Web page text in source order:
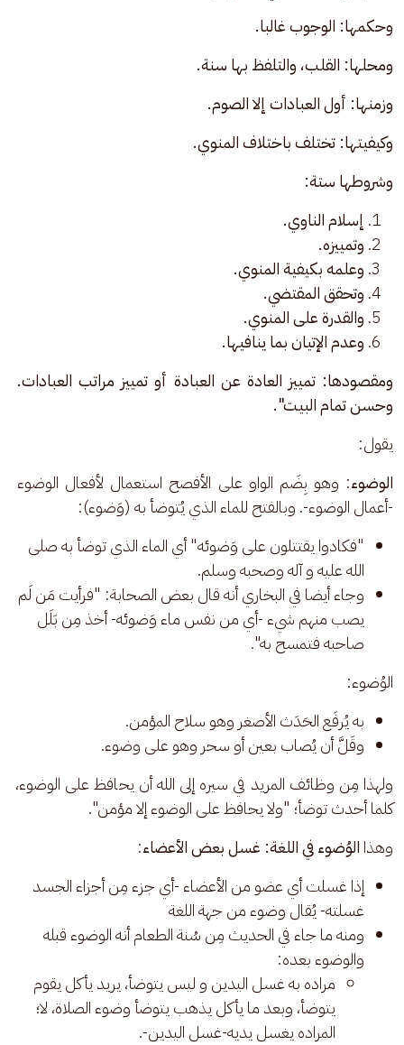
وحكمها: الوجوب غالبا.
ومحلها: القلب، والتلفظ بها سنة.
وزمنها: أول العبادات إلا الصوم.
وكيفيتها: تختلف باختلاف المنوي.
وشروطها ستة:
إسلام الناوي.
وتمييزه.
وعلمه بكيفية المنوي.
وتحقق المقتضي.
والقدرة على المنوي.
وعدم الإتيان بما ينافيها.
ومقصودها: تمييز العادة عن العبادة أو تمييز مراتب العبادات.
وحسن تمام البيت".
يقول:
الوضوء: وهو بِضَم الواو على الأفصح استعمال لأفعال الوضوء
-أعمال الوضوء-. وبالفتح للماء الذي يُتوضأ به (وَضوء):
"فكادوا يقتتلون على وَضوئه" أي الماء الذي توضأ به صلى
الله عليه و آله وصحبه وسلم.
وجاء أيضا في البخاري أنه قال بعض الصحابة: "فرأيت مَن لَم
يصب منهم شيء -أي من نفس ماء وَضوئه- أخذ مِن بَلَل
صاحبه فتمسح به".
الوُضوء:
به يُرفَع الحَدَث الأصغر وهو سلاح المؤمن.
وقَلَّ أن يُصاب بعين أو سحر وهو على وضوء.
ولهذا مِن وظائف المريد في سيره إلى الله أن يحافظ على الوضوء،
كلما أحدث توضأ؛ "ولا يحافظ على الوضوء إلا مؤمن".
وهذا الوُضوء في اللغة: غسل بعض الأعضاء:
إذا غسلت أي عضو من الأعضاء -أي جزء مِن أجزاء الجسد
غسلته- يُقال وضوء من جهة اللغة
ومنه ما جاء في الحديث مِن سُنة الطعام أنه الوضوء قبله
والوضوء بعده:
مراده به غسل اليدين و ليس يتوضأ، يريد يأكل يقوم
يتوضأ، وبعد ما يأكل يذهب يتوضأ وضوء الصلاة، لا؛
المراده يغسل يديه-غسل اليدين-.